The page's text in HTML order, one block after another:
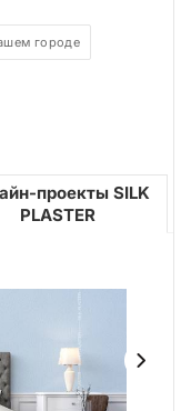
городе
проекты SILK
PLASTER